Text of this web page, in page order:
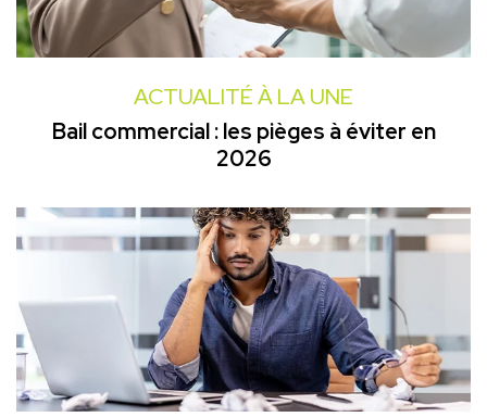
ACTUALITÉ À LA UNE
Bail commercial : les pièges à éviter en
2026